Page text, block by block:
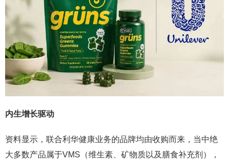
内生增长驱动
资料显示，联合利华健康业务的品牌均由收购而来，当中绝
大多数产品属于VMS（维生素、矿物质以及膳食补充剂），